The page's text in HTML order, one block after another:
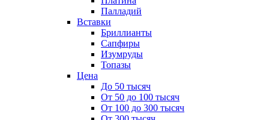
Палладий
Вставки
Бриллианты
Сапфиры
Изумруды
Топазы
Цена
До 50 тысяч
От 50 до 100 тысяч
От 100 до 300 тысяч